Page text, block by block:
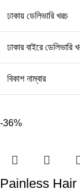
ঢাকায় ডেলিভারি খরচ
ঢাকার বাইরে ডেলিভারি
বিকাশ নাম্বার
-36%
Painless